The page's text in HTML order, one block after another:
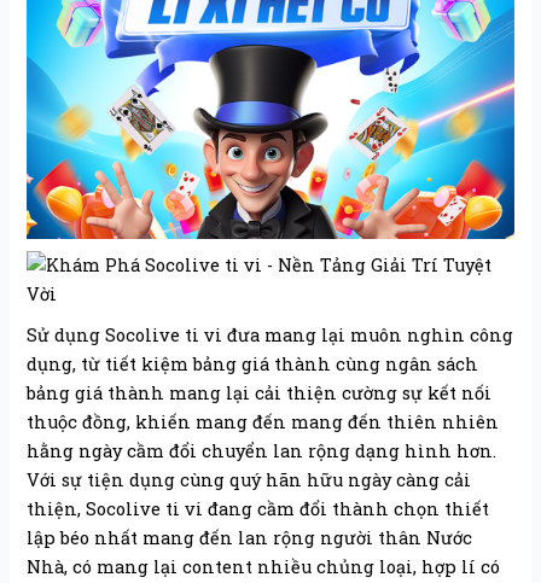
Sử dụng Socolive ti vi đưa mang lại muôn nghìn công
dụng, từ tiết kiệm bảng giá thành cùng ngân sách
bảng giá thành mang lại cải thiện cường sự kết nối
thuộc đồng, khiến mang đến mang đến thiên nhiên
hằng ngày cầm đổi chuyển lan rộng dạng hình hơn.
Với sự tiện dụng cùng quý hãn hữu ngày càng cải
thiện, Socolive ti vi đang cầm đổi thành chọn thiết
lập béo nhất mang đến lan rộng người thân Nước
Nhà, có mang lại content nhiều chủng loại, hợp lí có